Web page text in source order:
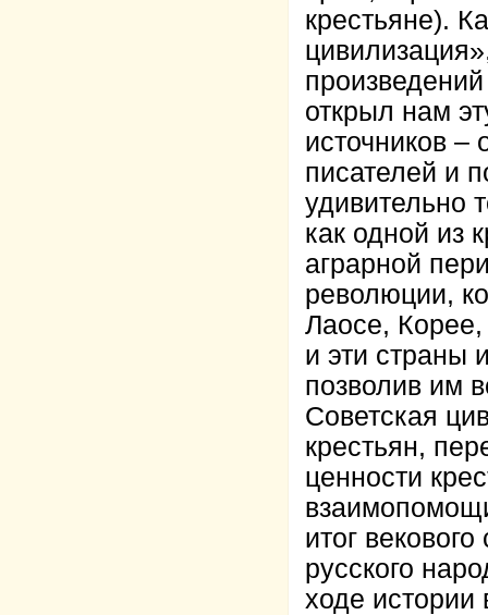
крестьяне).
открыл нам
источников –
писателей и
удивительно
как одной из
аграрной
революции,
Лаосе,
и эти страны
позволив им
Советская
крестьян,
ценности
итог
русского
ходе истории